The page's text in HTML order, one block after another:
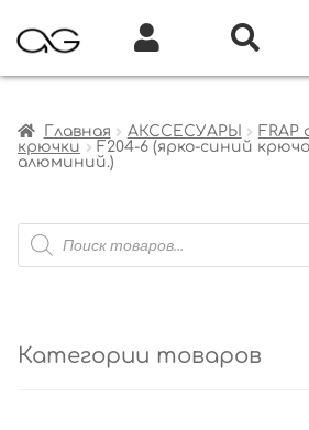
Главная АКССЕСУАРЫ FRAP
крючки
F204-6 (ярко-синий
алюминий.)
Поиск
товаров
Категории товаров